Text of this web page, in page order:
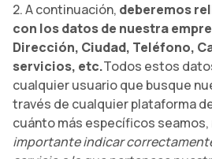
2. A continuación, deberemos
con los datos de nuestra
Dirección, Ciudad, Teléfono,
servicios, etc.Todos estos
cualquier usuario que busque
través de cualquier plataforma
cuánto más específicos seamos,
importante indicar